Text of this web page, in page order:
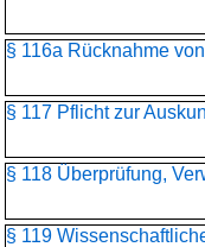
§ 116a Rücknahme
§ 117 Pflicht zur
§ 118 Überprüfung,
§ 119